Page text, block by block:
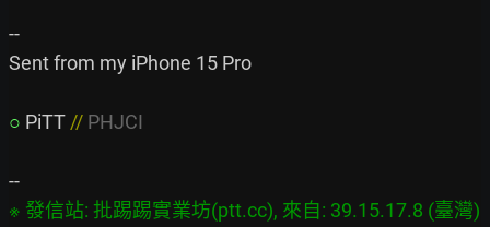
--
Sent from my iPhone 15 Pro
○ PiTT // PHJCI
※ 發信站: 批踢踢實業坊(ptt.cc), 來自: 39.15.17.8 (臺灣)